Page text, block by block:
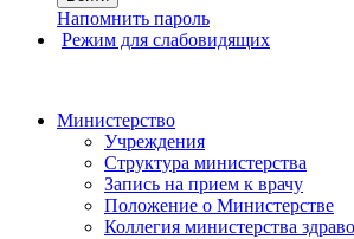
Напомнить пароль
Режим для слабовидящих
Министерство
Учреждения
Структура министерства
Запись на прием к врачу
Положение о Министерстве
Коллегия министерства